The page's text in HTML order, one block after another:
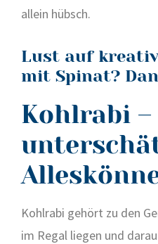
allein hübsch.
Lust auf
mit Spinat?
Kohlrabi –
Kohl­ra­bi gehört zu den
im Regal lie­gen und